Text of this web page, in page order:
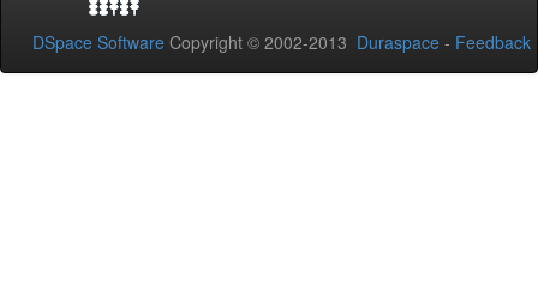
DSpace Software Copyright © 2002-2013 Duraspace - Feedback